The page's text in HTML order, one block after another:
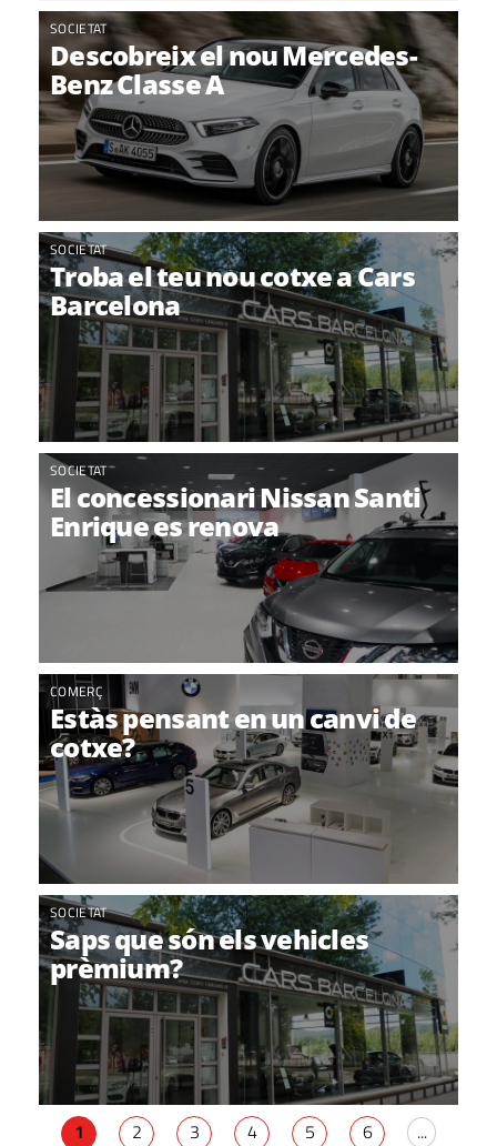
SOCIETAT
Descobreix el nou Mercedes-
Benz Classe A
SOCIETAT
Troba el teu nou cotxe a Cars
Barcelona
SOCIETAT
El concessionari Nissan Santi
Enrique es renova
COMERÇ
Estàs pensant en un canvi de
cotxe?
SOCIETAT
Saps que són els vehicles
prèmium?
1 2 3 4 5 6 ...